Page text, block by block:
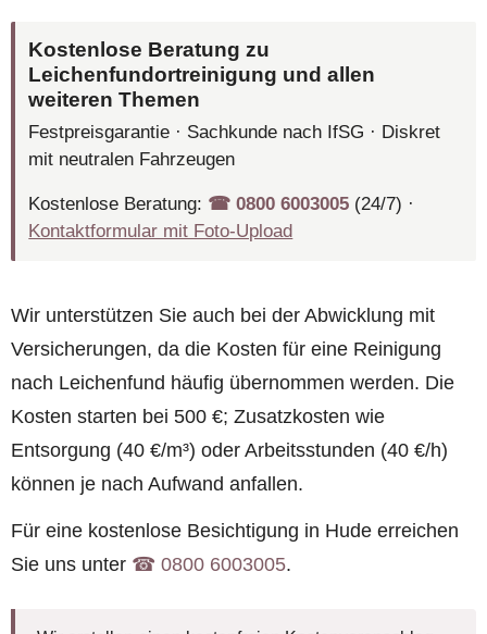
Kostenlose Beratung zu
Leichenfundortreinigung und allen
weiteren Themen
Festpreisgarantie · Sachkunde nach IfSG · Diskret
mit neutralen Fahrzeugen
Kostenlose Beratung: ☎︎ 0800 6003005 (24/7) ·
Kontaktformular mit Foto-Upload
Wir unterstützen Sie auch bei der Abwicklung mit
Versicherungen, da die Kosten für eine Reinigung
nach Leichenfund häufig übernommen werden. Die
Kosten starten bei 500 €; Zusatzkosten wie
Entsorgung (40 €/m³) oder Arbeitsstunden (40 €/h)
können je nach Aufwand anfallen.
Für eine kostenlose Besichtigung in Hude erreichen
Sie uns unter ☎︎ 0800 6003005.